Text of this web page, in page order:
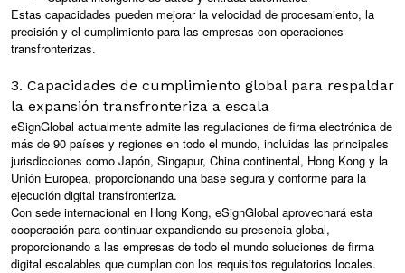
Estas capacidades pueden mejorar la velocidad de procesamiento, la
precisión y el cumplimiento para las empresas con operaciones
transfronterizas.
3. Capacidades de cumplimiento global para respaldar
la expansión transfronteriza a escala
eSignGlobal actualmente admite las regulaciones de firma electrónica de
más de 90 países y regiones en todo el mundo, incluidas las principales
jurisdicciones como Japón, Singapur, China continental, Hong Kong y la
Unión Europea, proporcionando una base segura y conforme para la
ejecución digital transfronteriza.
Con sede internacional en Hong Kong, eSignGlobal aprovechará esta
cooperación para continuar expandiendo su presencia global,
proporcionando a las empresas de todo el mundo soluciones de firma
digital escalables que cumplan con los requisitos regulatorios locales.